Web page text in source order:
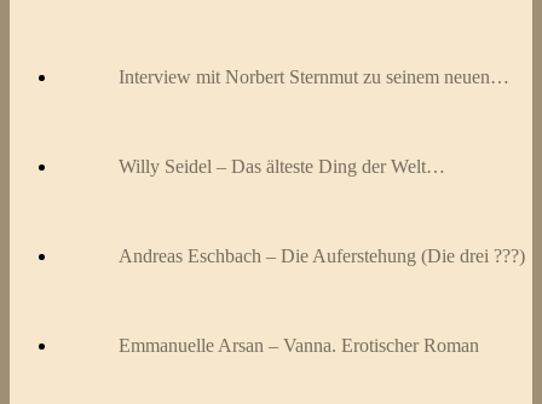
Interview mit Norbert Sternmut zu seinem neuen…
Willy Seidel – Das älteste Ding der Welt…
Andreas Eschbach – Die Auferstehung (Die drei ???)
Emmanuelle Arsan – Vanna. Erotischer Roman